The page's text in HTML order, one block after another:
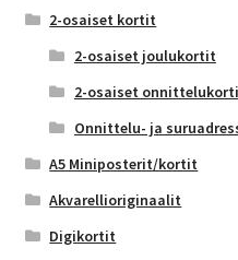
2-osaiset kortit
2-osaiset joulukortit
2-osaiset
Onnittelu- ja
A5 Miniposterit/kortit
Akvarellioriginaalit
Digikortit